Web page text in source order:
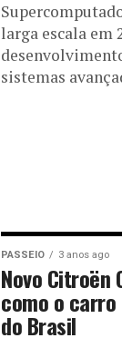
larga escala em
sistemas
PASSEIO 3 anos ago
Novo Citroën
como o
do Brasil